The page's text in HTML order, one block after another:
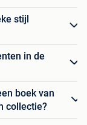
stijl
in de
boek van
collectie?